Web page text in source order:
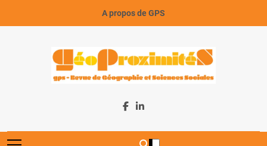
A propos de GPS
GeoProximiteS